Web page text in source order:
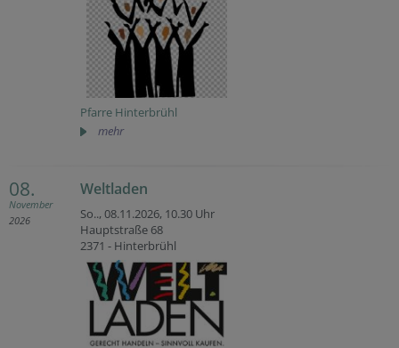
Pfarre Hinterbrühl
mehr
08.
November
2026
Weltladen
So.., 08.11.2026, 10.30 Uhr
Hauptstraße 68
2371 - Hinterbrühl